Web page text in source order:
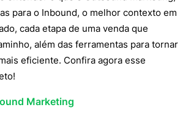
para o Inbound, o melhor contexto em
cada etapa de uma venda que
além das ferramentas para tornar
eficiente. Confira agora esse
Marketing